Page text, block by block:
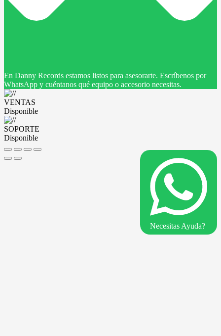
En Danny Records estamos listos para asesorarte. Escríbenos por
WhatsApp y cuéntanos qué equipo o accesorio necesitas.
VENTAS
Disponible
SOPORTE
Disponible
Necesitas Ayuda?